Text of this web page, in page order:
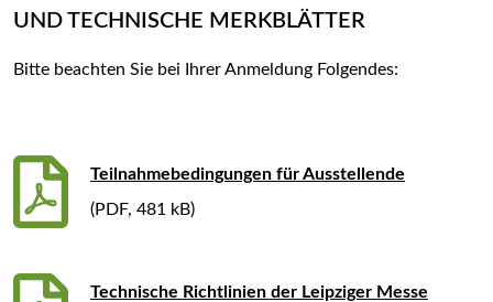
UND TECHNISCHE MERKBLÄTTER
Bitte beachten Sie bei Ihrer Anmeldung Folgendes:
Teilnahmebedingungen für Ausstellende
(PDF, 481 kB)
Technische Richtlinien der Leipziger Messe